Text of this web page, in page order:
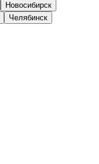
Новосибирск
Челябинск